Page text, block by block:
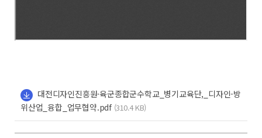
대전디자인진흥원·육군종합군수학교_병기교육단,_디자인-방
위산업_융합_업무협약.pdf (310.4 KB)